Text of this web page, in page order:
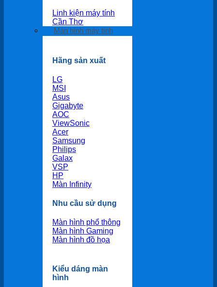
Linh kiện máy tính
Cần Thơ
Màn hình máy tính
Hãng sản xuất
LG
MSI
Asus
Gigabyte
AOC
ViewSonic
Acer
Samsung
Philips
Galax
VSP
HP
Màn Infinity
Nhu cầu sử dụng
Màn hình phổ thông
Màn hình Gaming
Màn hình đồ họa
Kiểu dáng màn
hình